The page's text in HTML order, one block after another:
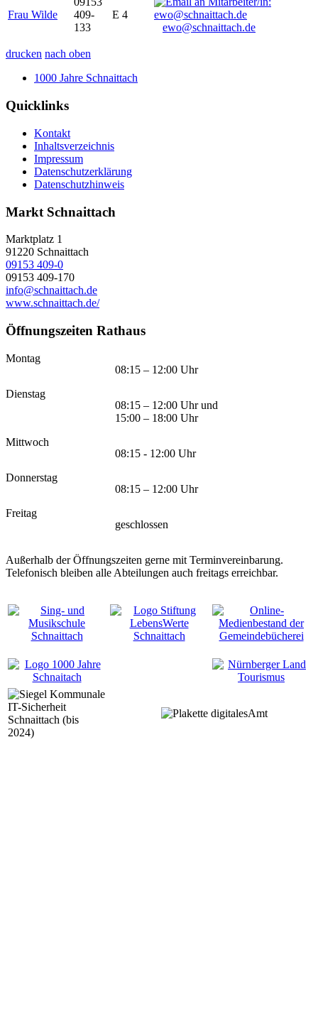
Frau Wilde
409-
133
E 4
ewo@schnaittach.de
drucken nach oben
1000 Jahre Schnaittach
Quicklinks
Kontakt
Inhaltsverzeichnis
Impressum
Datenschutzerklärung
Datenschutzhinweis
Markt Schnaittach
Marktplatz 1
91220 Schnaittach
09153 409-0
09153 409-170
info@schnaittach.de
www.schnaittach.de/
Öffnungszeiten Rathaus
Montag
08:15 – 12:00 Uhr
Dienstag
08:15 – 12:00 Uhr und
15:00 – 18:00 Uhr
Mittwoch
08:15 - 12:00 Uhr
Donnerstag
08:15 – 12:00 Uhr
Freitag
geschlossen
Außerhalb der Öffnungszeiten gerne mit Terminvereinbarung.
Telefonisch bleiben alle Abteilungen auch freitags erreichbar.